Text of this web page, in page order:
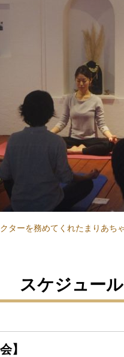
ターを務めてくれたまりあち
スケジュール
】